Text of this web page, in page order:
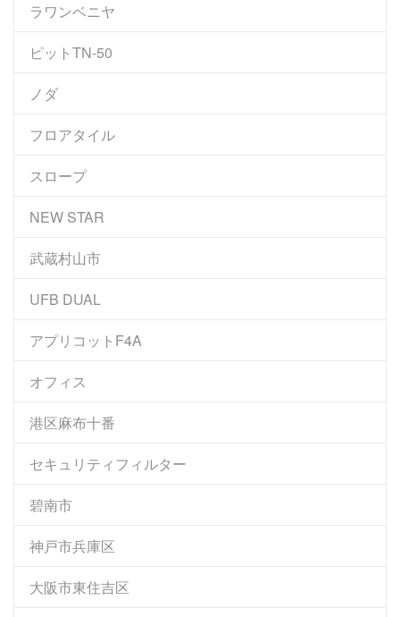
ラワンベニヤ
ピットTN-50
ノダ
フロアタイル
スロープ
NEW STAR
武蔵村山市
UFB DUAL
アプリコットF4A
オフィス
港区麻布十番
セキュリティフィルター
碧南市
神戸市兵庫区
大阪市東住吉区